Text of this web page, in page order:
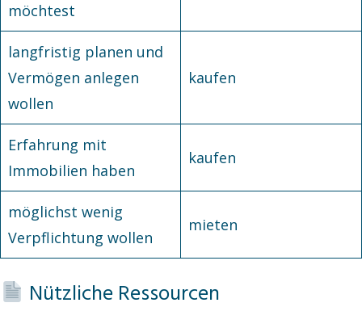
möchtest
langfristig planen und
Vermögen anlegen
wollen
kaufen
Erfahrung mit
Immobilien haben
kaufen
möglichst wenig
Verpflichtung wollen
mieten
Nützliche Ressourcen